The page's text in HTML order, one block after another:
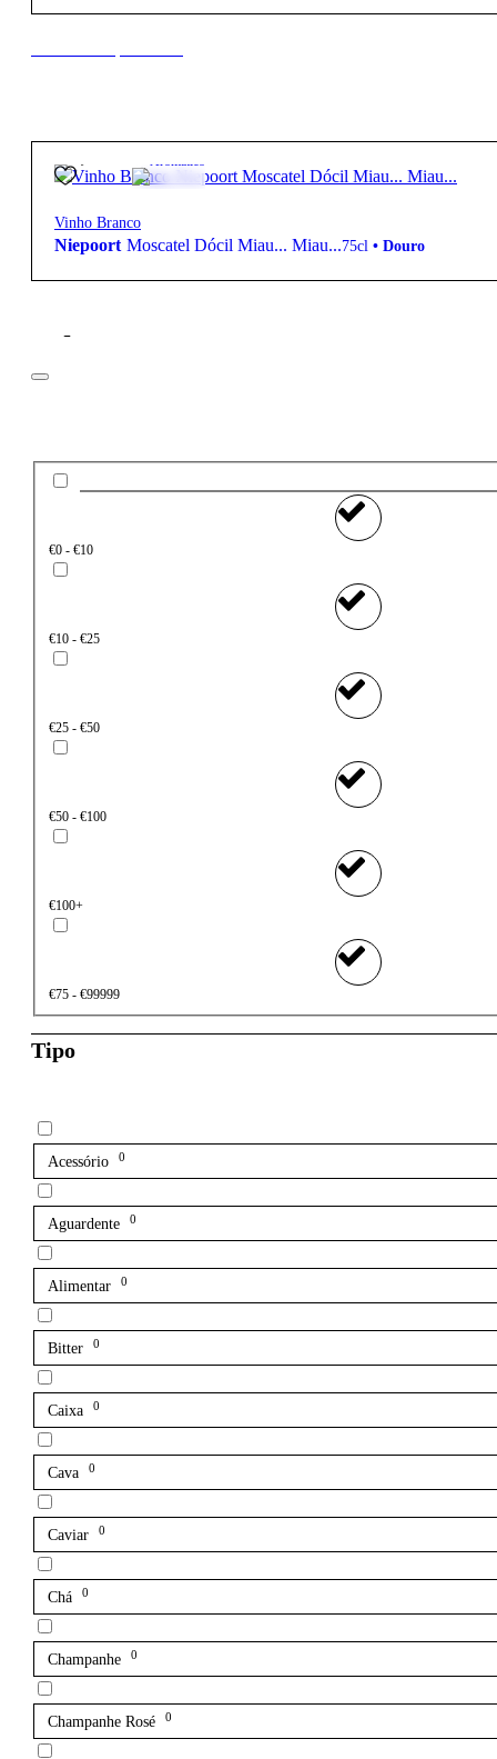
10,95€ Aromático
Vinho Branco
Niepoort Moscatel Dócil Miau... Miau...75cl • Douro
Filtros
€0 - €10
€10 - €25
€25 - €50
€50 - €100
€100+
€75 - €99999
Tipo
Acessório 0
Aguardente 0
Alimentar 0
Bitter 0
Caixa 0
Cava 0
Caviar 0
Chá 0
Champanhe 0
Champanhe Rosé 0